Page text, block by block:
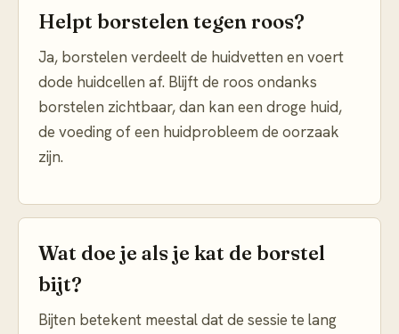
Helpt borstelen tegen roos?
Ja, borstelen verdeelt de huidvetten en voert
dode huidcellen af. Blijft de roos ondanks
borstelen zichtbaar, dan kan een droge huid,
de voeding of een huidprobleem de oorzaak
zijn.
Wat doe je als je kat de borstel
bijt?
Bijten betekent meestal dat de sessie te lang